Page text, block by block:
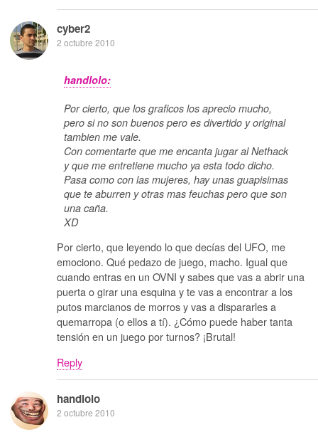
cyber2
2 octubre 2010
handlolo:
Por cierto, que los graficos los aprecio mucho,
pero si no son buenos pero es divertido y original
tambien me vale.
Con comentarte que me encanta jugar al Nethack
y que me entretiene mucho ya esta todo dicho.
Pasa como con las mujeres, hay unas guapisimas
que te aburren y otras mas feuchas pero que son
una caña.
XD
Por cierto, que leyendo lo que decías del UFO, me
emociono. Qué pedazo de juego, macho. Igual que
cuando entras en un OVNI y sabes que vas a abrir una
puerta o girar una esquina y te vas a encontrar a los
putos marcianos de morros y vas a dispararles a
quemarropa (o ellos a tí). ¿Cómo puede haber tanta
tensión en un juego por turnos? ¡Brutal!
Reply
handlolo
2 octubre 2010